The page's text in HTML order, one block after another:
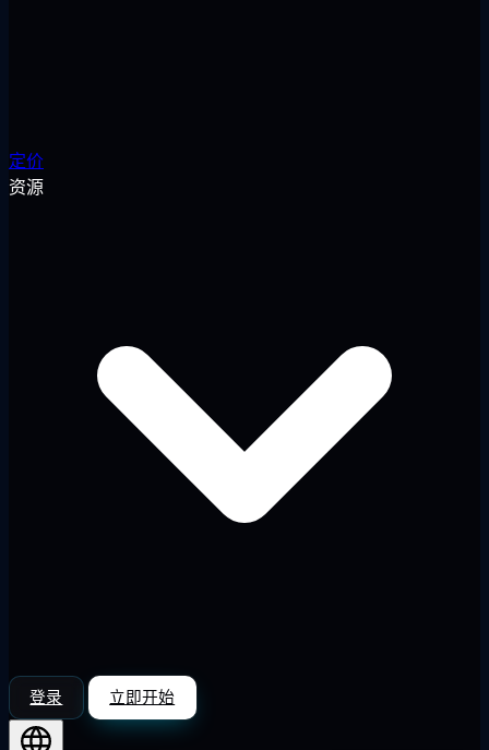
定价
资源
登录 立即开始